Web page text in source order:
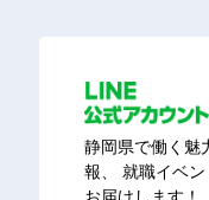
静岡県で働く魅
報、
就職イベ
お届けします！